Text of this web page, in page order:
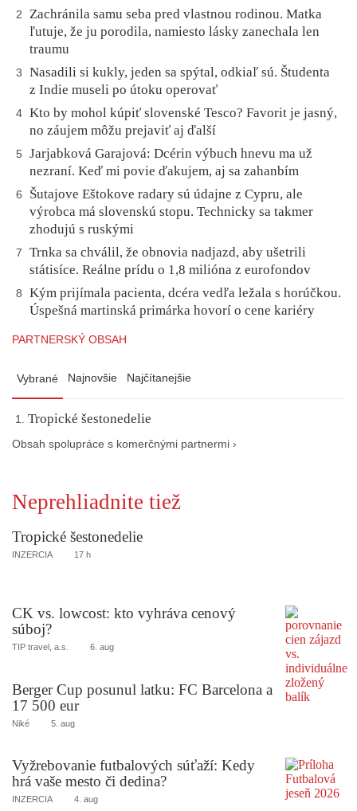
2
Zachránila samu seba pred vlastnou rodinou. Matka
ľutuje, že ju porodila, namiesto lásky zanechala len
traumu
3
Nasadili si kukly, jeden sa spýtal, odkiaľ sú. Študenta
z Indie museli po útoku operovať
4 Kto by mohol kúpiť slovenské Tesco? Favorit je jasný,
no záujem môžu prejaviť aj ďalší
5
Jarjabková Garajová: Dcérin výbuch hnevu ma už
nezraní. Keď mi povie ďakujem, aj sa zahanbím
6
Šutajove Eštokove radary sú údajne z Cypru, ale
výrobca má slovenskú stopu. Technicky sa takmer
zhodujú s ruskými
7
Trnka sa chválil, že obnovia nadjazd, aby ušetrili
státisíce. Reálne prídu o 1,8 milióna z eurofondov
8
Kým prijímala pacienta, dcéra vedľa ležala s horúčkou.
Úspešná martinská primárka hovorí o cene kariéry
PARTNERSKÝ OBSAH
Vybrané Najnovšie Najčítanejšie
Tropické šestonedelie
Obsah spolupráce s komerčnými partnermi ›
Neprehliadnite tiež
Tropické šestonedelie
INZERCIA 17 h
CK vs. lowcost: kto vyhráva cenový
súboj?
TIP travel, a.s. 6. aug
Berger Cup posunul latku: FC Barcelona a
17 500 eur
Niké 5. aug
Vyžrebovanie futbalových súťaží: Kedy
hrá vaše mesto či dedina?
INZERCIA 4. aug